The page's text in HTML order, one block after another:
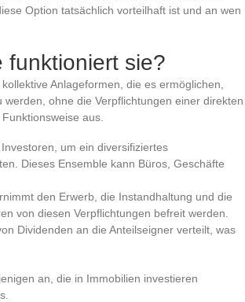
Option tatsächlich vorteilhaft ist und an wen
funktioniert sie?
Anlageformen, die es ermöglichen,
ohne die Verpflichtungen einer direkten
aus.
um ein diversifiziertes
Dieses Ensemble kann Büros, Geschäfte
den Erwerb, die Instandhaltung und die
von diesen Verpflichtungen befreit werden.
Dividenden an die Anteilseigner verteilt, was
an, die in Immobilien investieren